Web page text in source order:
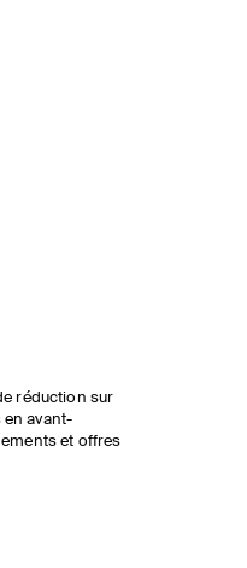
réduction sur
en avant-
et offres